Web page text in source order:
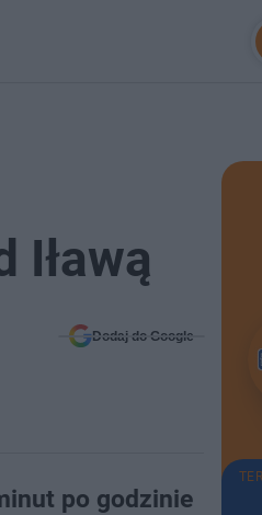
Iławą
Dodaj do Google
po godzinie